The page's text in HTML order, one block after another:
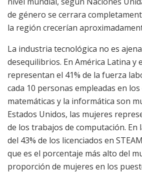
de género se cerrara
la región crecerían
La industria tecnológica no es
desequilibrios. En América Latina y
representan el 41% de la fuerza
cada 10 personas empleadas en
matemáticas y la informática son
Estados Unidos, las mujeres
de los trabajos de computación. En
del 43% de los licenciados en
que es el porcentaje más alto del
proporción de mujeres en los